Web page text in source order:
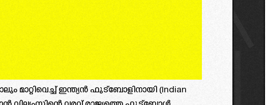
മാറ്റിവെച്ച് ഇന്ത്യൻ ഫുട്ബോളിനായി (Indian